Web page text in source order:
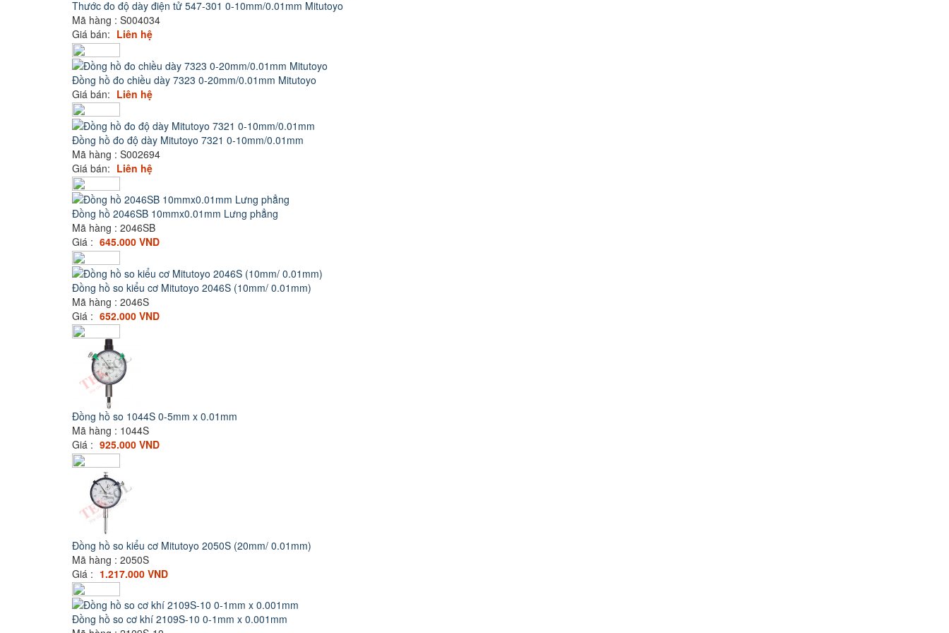
Thước đo độ dày điện tử 547-301 0-10mm/0.01mm Mitutoyo
Mã hàng : S004034
Giá bán: Liên hệ
Đồng hồ đo chiều dày 7323 0-20mm/0.01mm Mitutoyo
Giá bán: Liên hệ
Đồng hồ đo độ dày Mitutoyo 7321 0-10mm/0.01mm
Mã hàng : S002694
Giá bán: Liên hệ
Đồng hồ 2046SB 10mmx0.01mm Lưng phẳng
Mã hàng : 2046SB
Giá : 645.000 VND
Đồng hồ so kiểu cơ Mitutoyo 2046S (10mm/ 0.01mm)
Mã hàng : 2046S
Giá : 652.000 VND
Đồng hồ so 1044S 0-5mm x 0.01mm
Mã hàng : 1044S
Giá : 925.000 VND
Đồng hồ so kiểu cơ Mitutoyo 2050S (20mm/ 0.01mm)
Mã hàng : 2050S
Giá : 1.217.000 VND
Đồng hồ so cơ khí 2109S-10 0-1mm x 0.001mm